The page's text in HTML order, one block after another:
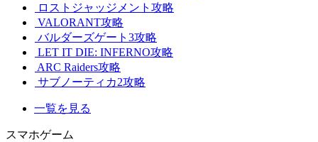
ロストジャッジメント攻略
VALORANT攻略
バルダーズゲート3攻略
LET IT DIE: INFERNO攻略
ARC Raiders攻略
サブノーティカ2攻略
一覧を見る
スマホゲーム